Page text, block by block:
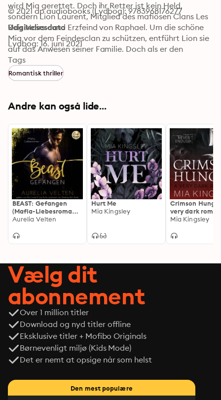
wird Mia gerettet. Doch ihr Retter ist kein Held,
sondern Lion Laurent, Mitglied des mafiösen Clans Les
Rois Noirs - und Erzfeind von Raphael. Um die schöne
Mia vor dem Feindesclan zu schützen, entführt Lion sie
auf das Anwesen seiner Familie. Doch als er den
Auftrag bekommt, sie beiseite zu schaffen, bringt er es
nicht über sein noch so kaltes Herz. Denn Mia ist anders
als all die Frauen, die ihm sonst zu Füßen liegen. Sie
Verborgenen blieben, und die beiden kommen sich
schnell näher. Doch Raphael will Rache, um jeden Preis
© 2021 dp audiobooks (Lydbog): 9783968176277
Udgivelsesdato
Lydbog: 16. juni 2021
Tags
Romantisk thriller
Andre kan også lide...
BEAST: Gefangen
(Mafia-Liebesroman) -
Fairytale Gone Dark,
Aurelia Velten
Hurt Me
Mia Kingsley
Crimson
very dark
Mia Kingsley
Vælg dit
abonnement
Over 1 million titler
Download og nyd titler offline
Eksklusive titler + Mofibo Originals
Børnevenligt miljø (Kids Mode)
Det er nemt at opsige når som helst
Den mest populære